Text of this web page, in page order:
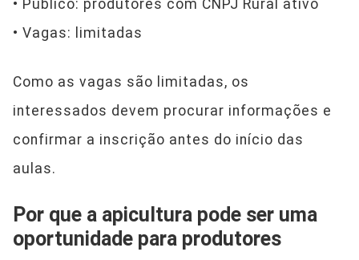
• Público: produtores com CNPJ Rural ativo
• Vagas: limitadas
Como as vagas são limitadas, os
interessados devem procurar informações e
confirmar a inscrição antes do início das
aulas.
Por que a apicultura pode ser uma
oportunidade para produtores